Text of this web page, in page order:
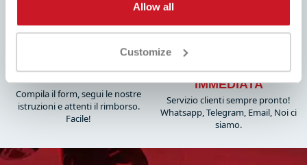
Allow all
Customize
Compila il form, segui le nostre
istruzioni e attenti il rimborso.
Facile!
ASSISTENZA
IMMEDIATA
Servizio clienti sempre pronto!
Whatsapp, Telegram, Email, Noi ci
siamo.